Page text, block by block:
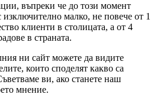
въпреки че до този момент
изключително малко, не повече от 1
клиенти в столицата, а от 4
в страната.
ни сайт можете да видите
които споделят какво са
ви, ако станете наш
мнение.